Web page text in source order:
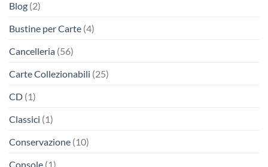
Blog (2)
Bustine per Carte (4)
Cancelleria (56)
Carte Collezionabili (25)
CD (1)
Classici (1)
Conservazione (10)
Console (1)